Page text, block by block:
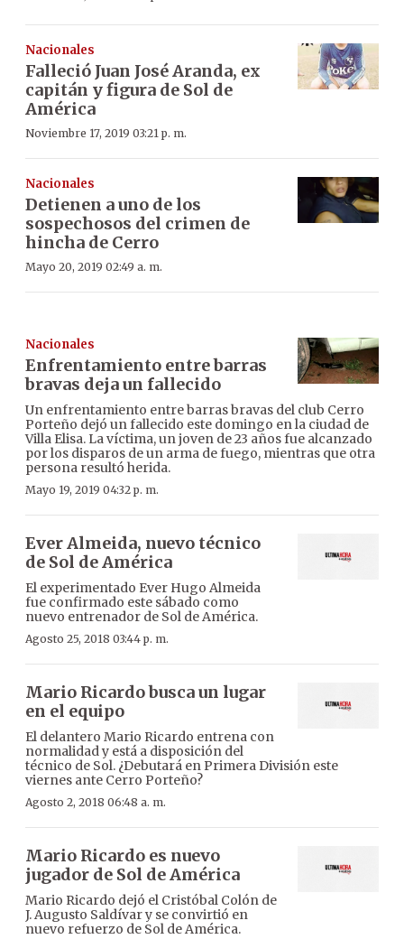
Nacionales
Falleció Juan José Aranda, ex
capitán y figura de Sol de
América
Noviembre 17, 2019 03:21 p. m.
Nacionales
Detienen a uno de los
sospechosos del crimen de
hincha de Cerro
Mayo 20, 2019 02:49 a. m.
Nacionales
Enfrentamiento entre barras
bravas deja un fallecido
Un enfrentamiento entre barras bravas del club Cerro
Porteño dejó un fallecido este domingo en la ciudad de
Villa Elisa. La víctima, un joven de 23 años fue alcanzado
por los disparos de un arma de fuego, mientras que otra
persona resultó herida.
Mayo 19, 2019 04:32 p. m.
Ever Almeida, nuevo técnico
de Sol de América
El experimentado Ever Hugo Almeida
fue confirmado este sábado como
nuevo entrenador de Sol de América.
Agosto 25, 2018 03:44 p. m.
Mario Ricardo busca un lugar
en el equipo
El delantero Mario Ricardo entrena con
normalidad y está a disposición del
técnico de Sol. ¿Debutará en Primera División este
viernes ante Cerro Porteño?
Agosto 2, 2018 06:48 a. m.
Mario Ricardo es nuevo
jugador de Sol de América
Mario Ricardo dejó el Cristóbal Colón de
J. Augusto Saldívar y se convirtió en
nuevo refuerzo de Sol de América.